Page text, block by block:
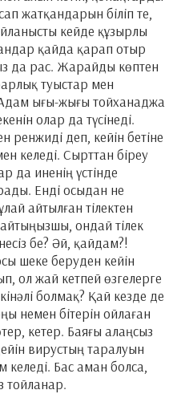
жатқандарын біліп те,
кейде құзырлы
қайда қарап отыр
да рас. Жарайды көптен
туыстар мен
ығы-жығы тойханаджа
олар да түсінеді.
ренжиді деп, кейін бетіне
келеді. Сырттан біреу
да иненің үстінде
Енді осыдан не
айтылған тілектен
ондай тілек
бе? Әй, қайдам?!
шеке беруден кейін
ол жай кетпей өзгелерге
болмақ? Қай кезде де
немен бітерін ойлаған
кетер. Баяғы алаңсыз
вирустың таралуын
келеді. Бас аман болса,
тойланар.